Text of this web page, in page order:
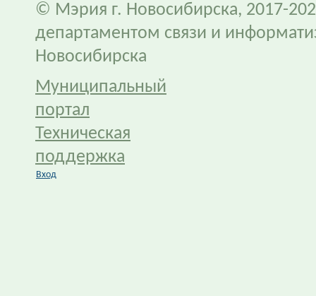
© Мэрия г. Новосибирска, 2017-
департаментом связи и
Новосибирска
Муниципальный
портал
Техническая
поддержка
Вход